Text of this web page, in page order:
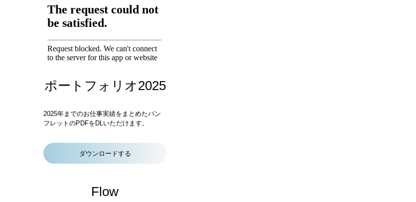
o r
m
ポートフォリオ2025
2025年までのお仕事実績をまとめたパン
フレットのPDFをDLいただけます。
ダウンロードする
Flow